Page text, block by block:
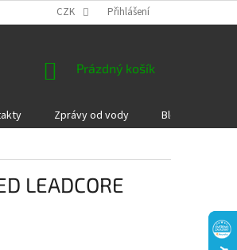
DÁRKOVÉ POUKAZY
CZK Přihlášení
NÁKUPNÍ
Prázdný košík
Zprávy od vody Blog
LEADCORE